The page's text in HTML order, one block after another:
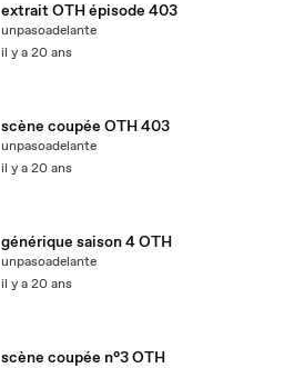
extrait OTH épisode 403
unpasoadelante
il y a 20 ans
scène coupée OTH 403
unpasoadelante
il y a 20 ans
générique saison 4 OTH
unpasoadelante
il y a 20 ans
scène coupée n°3 OTH